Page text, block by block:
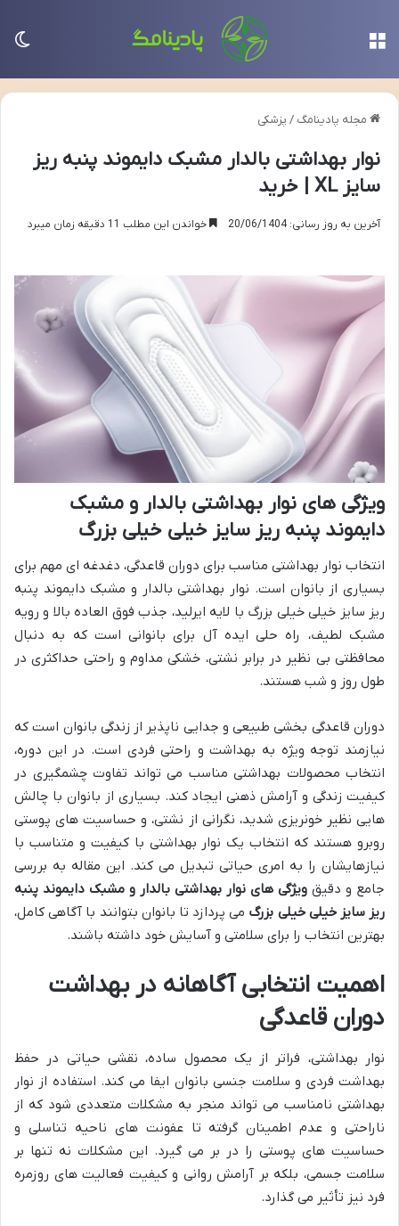
مجله پادینامگ / پزشکی
نوار بهداشتی بالدار مشبک دایموند پنبه ریز
سایز XL | خرید
آخرین به روز رسانی: 20/06/1404 خواندن این مطلب 11 دقیقه زمان میبرد
ویژگی های نوار بهداشتی بالدار و مشبک
دایموند پنبه ریز سایز خیلی خیلی بزرگ
انتخاب نوار بهداشتی مناسب برای دوران قاعدگی، دغدغه ای مهم برای
بسیاری از بانوان است. نوار بهداشتی بالدار و مشبک دایموند پنبه
ریز سایز خیلی خیلی بزرگ با لایه ایرلید، جذب فوق العاده بالا و رویه
مشبک لطیف، راه حلی ایده آل برای بانوانی است که به دنبال
محافظتی بی نظیر در برابر نشتی، خشکی مداوم و راحتی حداکثری در
طول روز و شب هستند.
دوران قاعدگی بخشی طبیعی و جدایی ناپذیر از زندگی بانوان است که
نیازمند توجه ویژه به بهداشت و راحتی فردی است. در این دوره،
انتخاب محصولات بهداشتی مناسب می تواند تفاوت چشمگیری در
کیفیت زندگی و آرامش ذهنی ایجاد کند. بسیاری از بانوان با چالش
هایی نظیر خونریزی شدید، نگرانی از نشتی، و حساسیت های پوستی
روبرو هستند که انتخاب یک نوار بهداشتی با کیفیت و متناسب با
نیازهایشان را به امری حیاتی تبدیل می کند. این مقاله به بررسی
جامع و دقیق ویژگی های نوار بهداشتی بالدار و مشبک دایموند پنبه
ریز سایز خیلی خیلی بزرگ می پردازد تا بانوان بتوانند با آگاهی کامل،
بهترین انتخاب را برای سلامتی و آسایش خود داشته باشند.
اهمیت انتخابی آگاهانه در بهداشت
دوران قاعدگی
نوار بهداشتی، فراتر از یک محصول ساده، نقشی حیاتی در حفظ
بهداشت فردی و سلامت جنسی بانوان ایفا می کند. استفاده از نوار
بهداشتی نامناسب می تواند منجر به مشکلات متعددی شود که از
ناراحتی و عدم اطمینان گرفته تا عفونت های ناحیه تناسلی و
حساسیت های پوستی را در بر می گیرد. این مشکلات نه تنها بر
سلامت جسمی، بلکه بر آرامش روانی و کیفیت فعالیت های روزمره
فرد نیز تأثیر می گذارد.